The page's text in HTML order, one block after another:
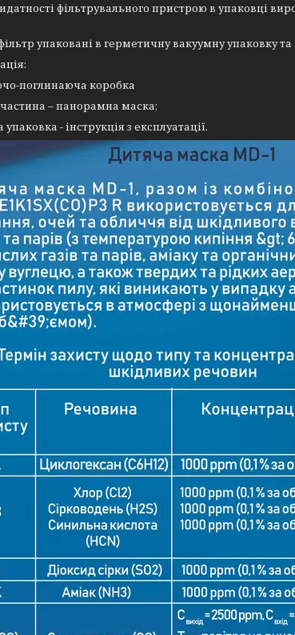
фільтрувального пристрою в упаковці
упаковані в герметичну вакуумну упаковку
поглинаюча коробка
– панорамна маска;
- інструкція з експлуатації.